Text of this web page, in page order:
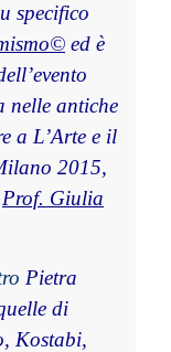
specifico
ed è
nelle antiche
a L’Arte e il
2015,
Prof. Giulia
Pietra
di
Kostabi,